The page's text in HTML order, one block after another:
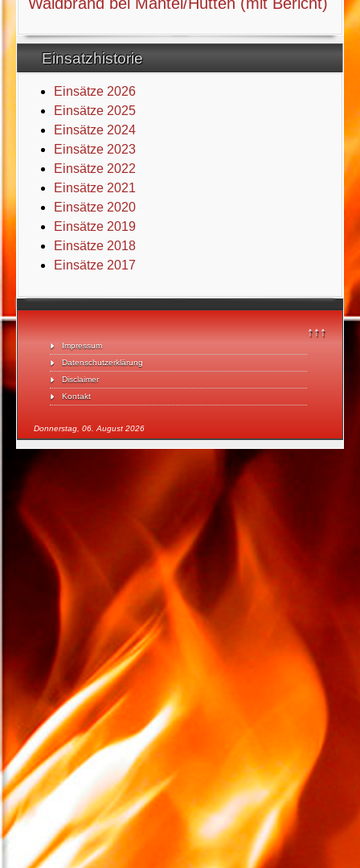
↑↑↑
Impressum
Datenschutzerklärung
Disclaimer
Kontakt
Donnerstag, 06. August 2026
Einsatzhistorie
Einsätze 2026
Einsätze 2025
Einsätze 2024
Einsätze 2023
Einsätze 2022
Einsätze 2021
Einsätze 2020
Einsätze 2019
Einsätze 2018
Einsätze 2017